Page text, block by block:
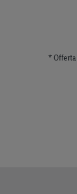
*